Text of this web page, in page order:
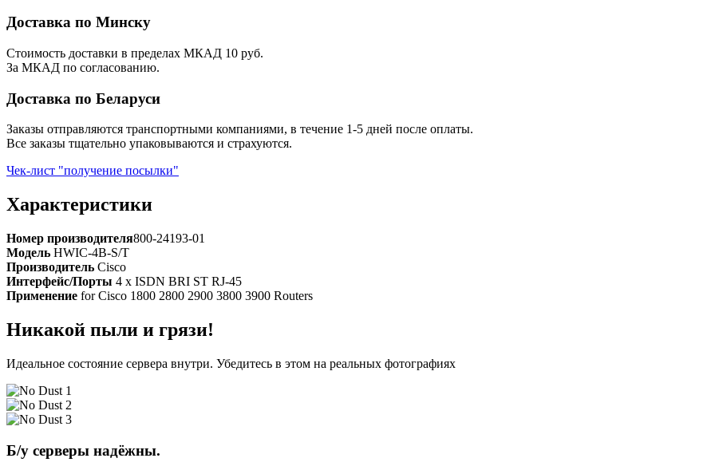
Доставка по Минску
Стоимость доставки в пределах МКАД 10 руб.
За МКАД по согласованию.
Доставка по Беларуси
Заказы отправляются транспортными компаниями, в течение 1-5 дней после оплаты.
Все заказы тщательно упаковываются и страхуются.
Чек-лист "получение посылки"
Характеристики
Номер производителя800-24193-01
Модель HWIC-4B-S/T
Производитель Cisco
Интерфейс/Порты 4 x ISDN BRI ST RJ-45
Применение for Cisco 1800 2800 2900 3800 3900 Routers
Никакой пыли и грязи!
Идеальное состояние сервера внутри. Убедитесь в этом на реальных фотографиях
Б/у серверы надёжны.